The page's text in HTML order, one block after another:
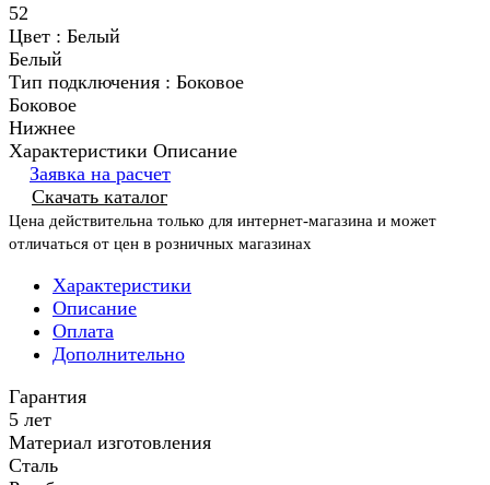
52
Цвет : Белый
Белый
Тип подключения : Боковое
Боковое
Нижнее
Характеристики Описание
Заявка на расчет
Скачать каталог
Цена действительна только для интернет-магазина и может
отличаться от цен в розничных магазинах
Характеристики
Описание
Оплата
Дополнительно
Гарантия
5 лет
Материал изготовления
Сталь